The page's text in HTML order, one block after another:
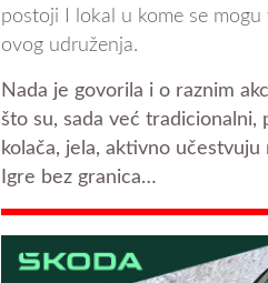
postoji I lokal u kome se
ovog udruženja.
Nada je govorila i o raznim
što su, sada već tradicionalni,
kolača, jela, aktivno učestvuju
Igre bez granica…